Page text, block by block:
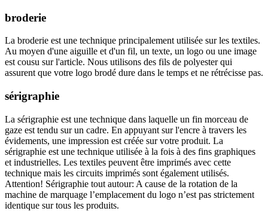
broderie
La broderie est une technique principalement utilisée sur les textiles.
Au moyen d'une aiguille et d'un fil, un texte, un logo ou une image
est cousu sur l'article. Nous utilisons des fils de polyester qui
assurent que votre logo brodé dure dans le temps et ne rétrécisse pas.
sérigraphie
La sérigraphie est une technique dans laquelle un fin morceau de
gaze est tendu sur un cadre. En appuyant sur l'encre à travers les
évidements, une impression est créée sur votre produit. La
sérigraphie est une technique utilisée à la fois à des fins graphiques
et industrielles. Les textiles peuvent être imprimés avec cette
technique mais les circuits imprimés sont également utilisés.
Attention! Sérigraphie tout autour: A cause de la rotation de la
machine de marquage l’emplacement du logo n’est pas strictement
identique sur tous les produits.